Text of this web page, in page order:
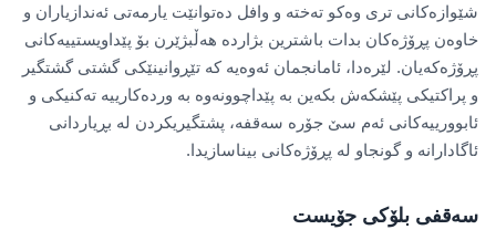
شێوازەکانی تری وەکو تەختە و وافل دەتوانێت یارمەتی ئەندازیاران و
خاوەن پڕۆژەکان بدات باشترین بژاردە هەڵبژێرن بۆ پێداویستییەکانی
پڕۆژەکەیان. لێرەدا، ئامانجمان ئەوەیە کە تێڕوانینێکی گشتی گشتگیر
و پراکتیکی پێشکەش بکەین بە پێداچوونەوە بە وردەکارییە تەکنیکی و
ئابوورییەکانی ئەم سێ جۆرە سەقفە، پشتگیریکردن لە بڕیاردانی
ئاگادارانە و گونجاو لە پڕۆژەکانی بیناسازیدا.
سەقفی بلۆکی جۆیست